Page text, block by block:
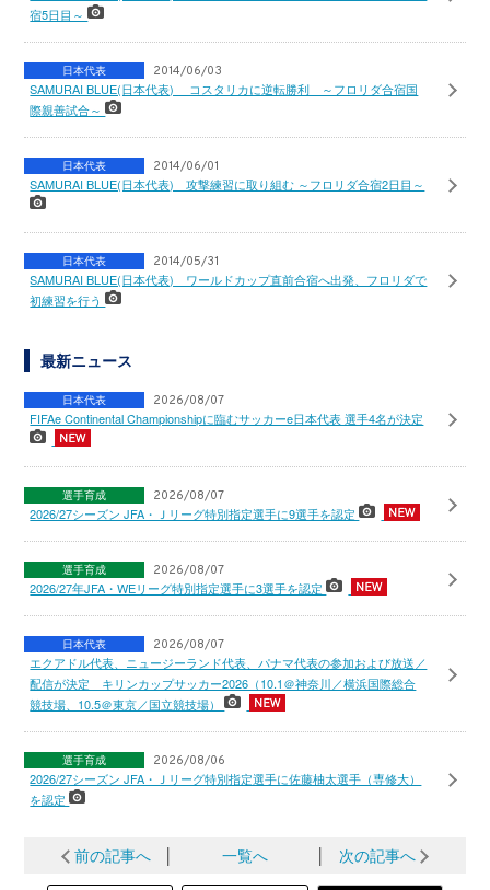
宿5日目～
日本代表 2014/06/03
SAMURAI BLUE(日本代表) コスタリカに逆転勝利 ～フロリダ合宿国
際親善試合～
日本代表 2014/06/01
SAMURAI BLUE(日本代表) 攻撃練習に取り組む ～フロリダ合宿2日目～
日本代表 2014/05/31
SAMURAI BLUE(日本代表) ワールドカップ直前合宿へ出発、フロリダで
初練習を行う
最新ニュース
日本代表 2026/08/07
FIFAe Continental Championshipに臨むサッカーe日本代表 選手4名が決定
選手育成 2026/08/07
2026/27シーズン JFA・Ｊリーグ特別指定選手に9選手を認定
選手育成 2026/08/07
2026/27年JFA・WEリーグ特別指定選手に3選手を認定
日本代表 2026/08/07
エクアドル代表、ニュージーランド代表、パナマ代表の参加および放送／
配信が決定 キリンカップサッカー2026（10.1＠神奈川／横浜国際総合
競技場、10.5＠東京／国立競技場）
選手育成 2026/08/06
2026/27シーズン JFA・Ｊリーグ特別指定選手に佐藤柚太選手（専修大）
を認定
前の記事へ 一覧へ 次の記事へ